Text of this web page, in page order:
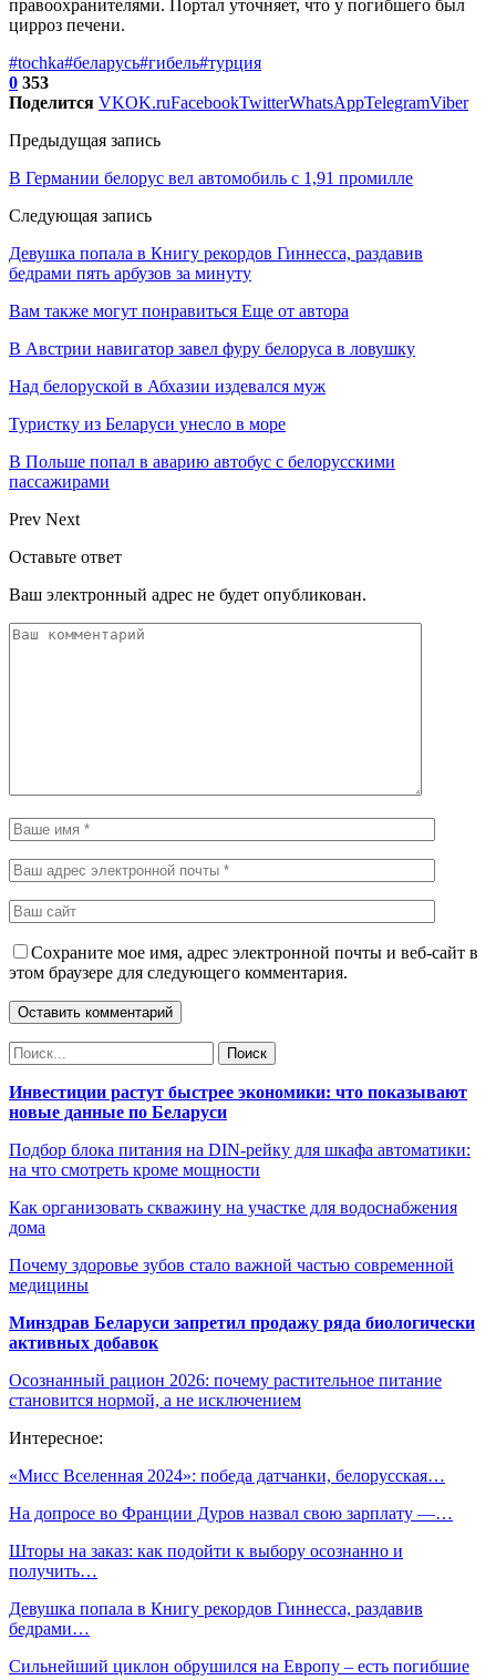
правоохранителями. Портал уточняет, что у погибшего был
цирроз печени.
#tochka#беларусь#гибель#турция
0 353
Поделится VKOK.ruFacebookTwitterWhatsAppTelegramViber
Предыдущая запись
В Германии белорус вел автомобиль с 1,91 промилле
Следующая запись
Девушка попала в Книгу рекордов Гиннесса, раздавив
бедрами пять арбузов за минуту
Вам также могут понравиться Еще от автора
В Австрии навигатор завел фуру белоруса в ловушку
Над белоруской в Абхазии издевался муж
Туристку из Беларуси унесло в море
В Польше попал в аварию автобус с белорусскими
пассажирами
Prev Next
Оставьте ответ
Ваш электронный адрес не будет опубликован.
Сохраните мое имя, адрес электронной почты и веб-сайт в
этом браузере для следующего комментария.
Инвестиции растут быстрее экономики: что показывают
новые данные по Беларуси
Подбор блока питания на DIN-рейку для шкафа автоматики:
на что смотреть кроме мощности
Как организовать скважину на участке для водоснабжения
дома
Почему здоровье зубов стало важной частью современной
медицины
Минздрав Беларуси запретил продажу ряда биологически
активных добавок
Осознанный рацион 2026: почему растительное питание
становится нормой, а не исключением
Интересное:
«Мисс Вселенная 2024»: победа датчанки, белорусская…
На допросе во Франции Дуров назвал свою зарплату —…
Шторы на заказ: как подойти к выбору осознанно и
получить…
Девушка попала в Книгу рекордов Гиннесса, раздавив
бедрами…
Сильнейший циклон обрушился на Европу – есть погибшие